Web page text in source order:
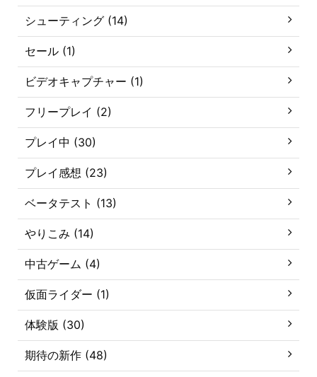
シューティング (14)
セール (1)
ビデオキャプチャー (1)
フリープレイ (2)
プレイ中 (30)
プレイ感想 (23)
ベータテスト (13)
やりこみ (14)
中古ゲーム (4)
仮面ライダー (1)
体験版 (30)
期待の新作 (48)